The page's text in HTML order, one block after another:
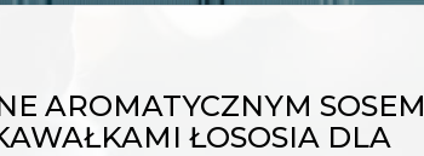
AROMATYCZNYM SOSEM
ŁOSOSIA DLA